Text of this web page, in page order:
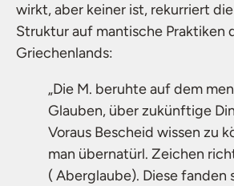
wirkt, aber keiner ist, rekurriert
Struktur auf mantische Praktiken
Griechenlands:
„Die M. beruhte auf dem
Glauben, über zukünftige
Voraus Bescheid wissen zu
man übernatürl. Zeichen
( Aberglaube). Diese fanden